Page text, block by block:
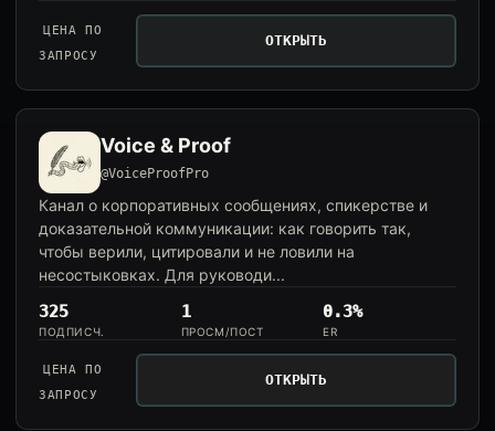
ЦЕНА ПО
ЗАПРОСУ
ОТКРЫТЬ
Voice & Proof
@VoiceProofPro
Канал о корпоративных сообщениях, спикерстве и
доказательной коммуникации: как говорить так,
чтобы верили, цитировали и не ловили на
несостыковках. Для руководи...
325
ПОДПИСЧ.
1
ПРОСМ/ПОСТ
0.3%
ER
ЦЕНА ПО
ЗАПРОСУ
ОТКРЫТЬ